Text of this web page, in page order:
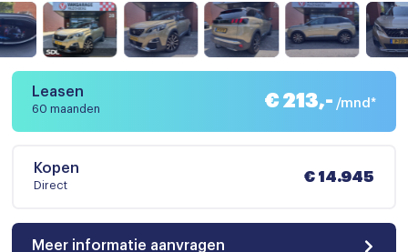
Leasen
60 maanden € 213,- /mnd*
Kopen
Direct
€ 14.945
Meer informatie aanvragen